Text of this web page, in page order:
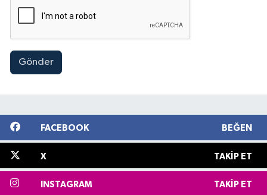
Gönder
FACEBOOK BEĞEN
X TAKIP ET
INSTAGRAM TAKIP ET